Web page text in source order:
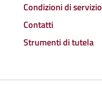
Condizioni di servizio
Contatti
Strumenti di tutela